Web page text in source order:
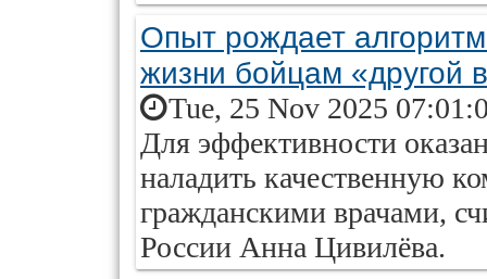
Опыт рождает
жизни бойцам «другой
Tue, 25 Nov 2025
Для эффективности
наладить качественную
гражданскими врачами,
России Анна Цивилёва.